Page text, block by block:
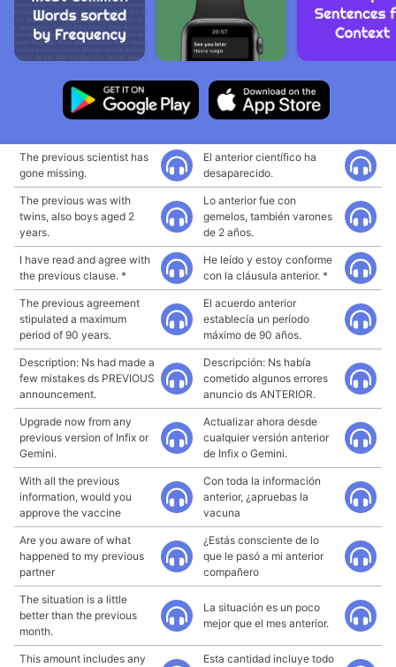
The previous scientist has
gone missing.
El anterior científico ha
desaparecido.
The previous was with
twins, also boys aged 2
years.
Lo anterior fue con
gemelos, también varones
de 2 años.
I have read and agree with
the previous clause. *
He leído y estoy conforme
con la cláusula anterior. *
The previous agreement
stipulated a maximum
period of 90 years.
El acuerdo anterior
establecía un período
máximo de 90 años.
Description: Ns had made a
few mistakes ds PREVIOUS
announcement.
Descripción: Ns había
cometido algunos errores
anuncio ds ANTERIOR.
Upgrade now from any
previous version of Infix or
Gemini.
Actualizar ahora desde
cualquier versión anterior
de Infix o Gemini.
With all the previous
information, would you
approve the vaccine
Con toda la información
anterior, ¿apruebas la
vacuna
Are you aware of what
happened to my previous
partner
¿Estás consciente de lo
que le pasó a mi anterior
compañero
The situation is a little
better than the previous
month.
La situación es un poco
mejor que el mes anterior.
This amount includes any
Esta cantidad incluye todo